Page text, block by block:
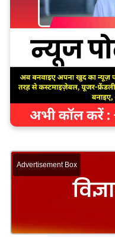
Advertisement Box